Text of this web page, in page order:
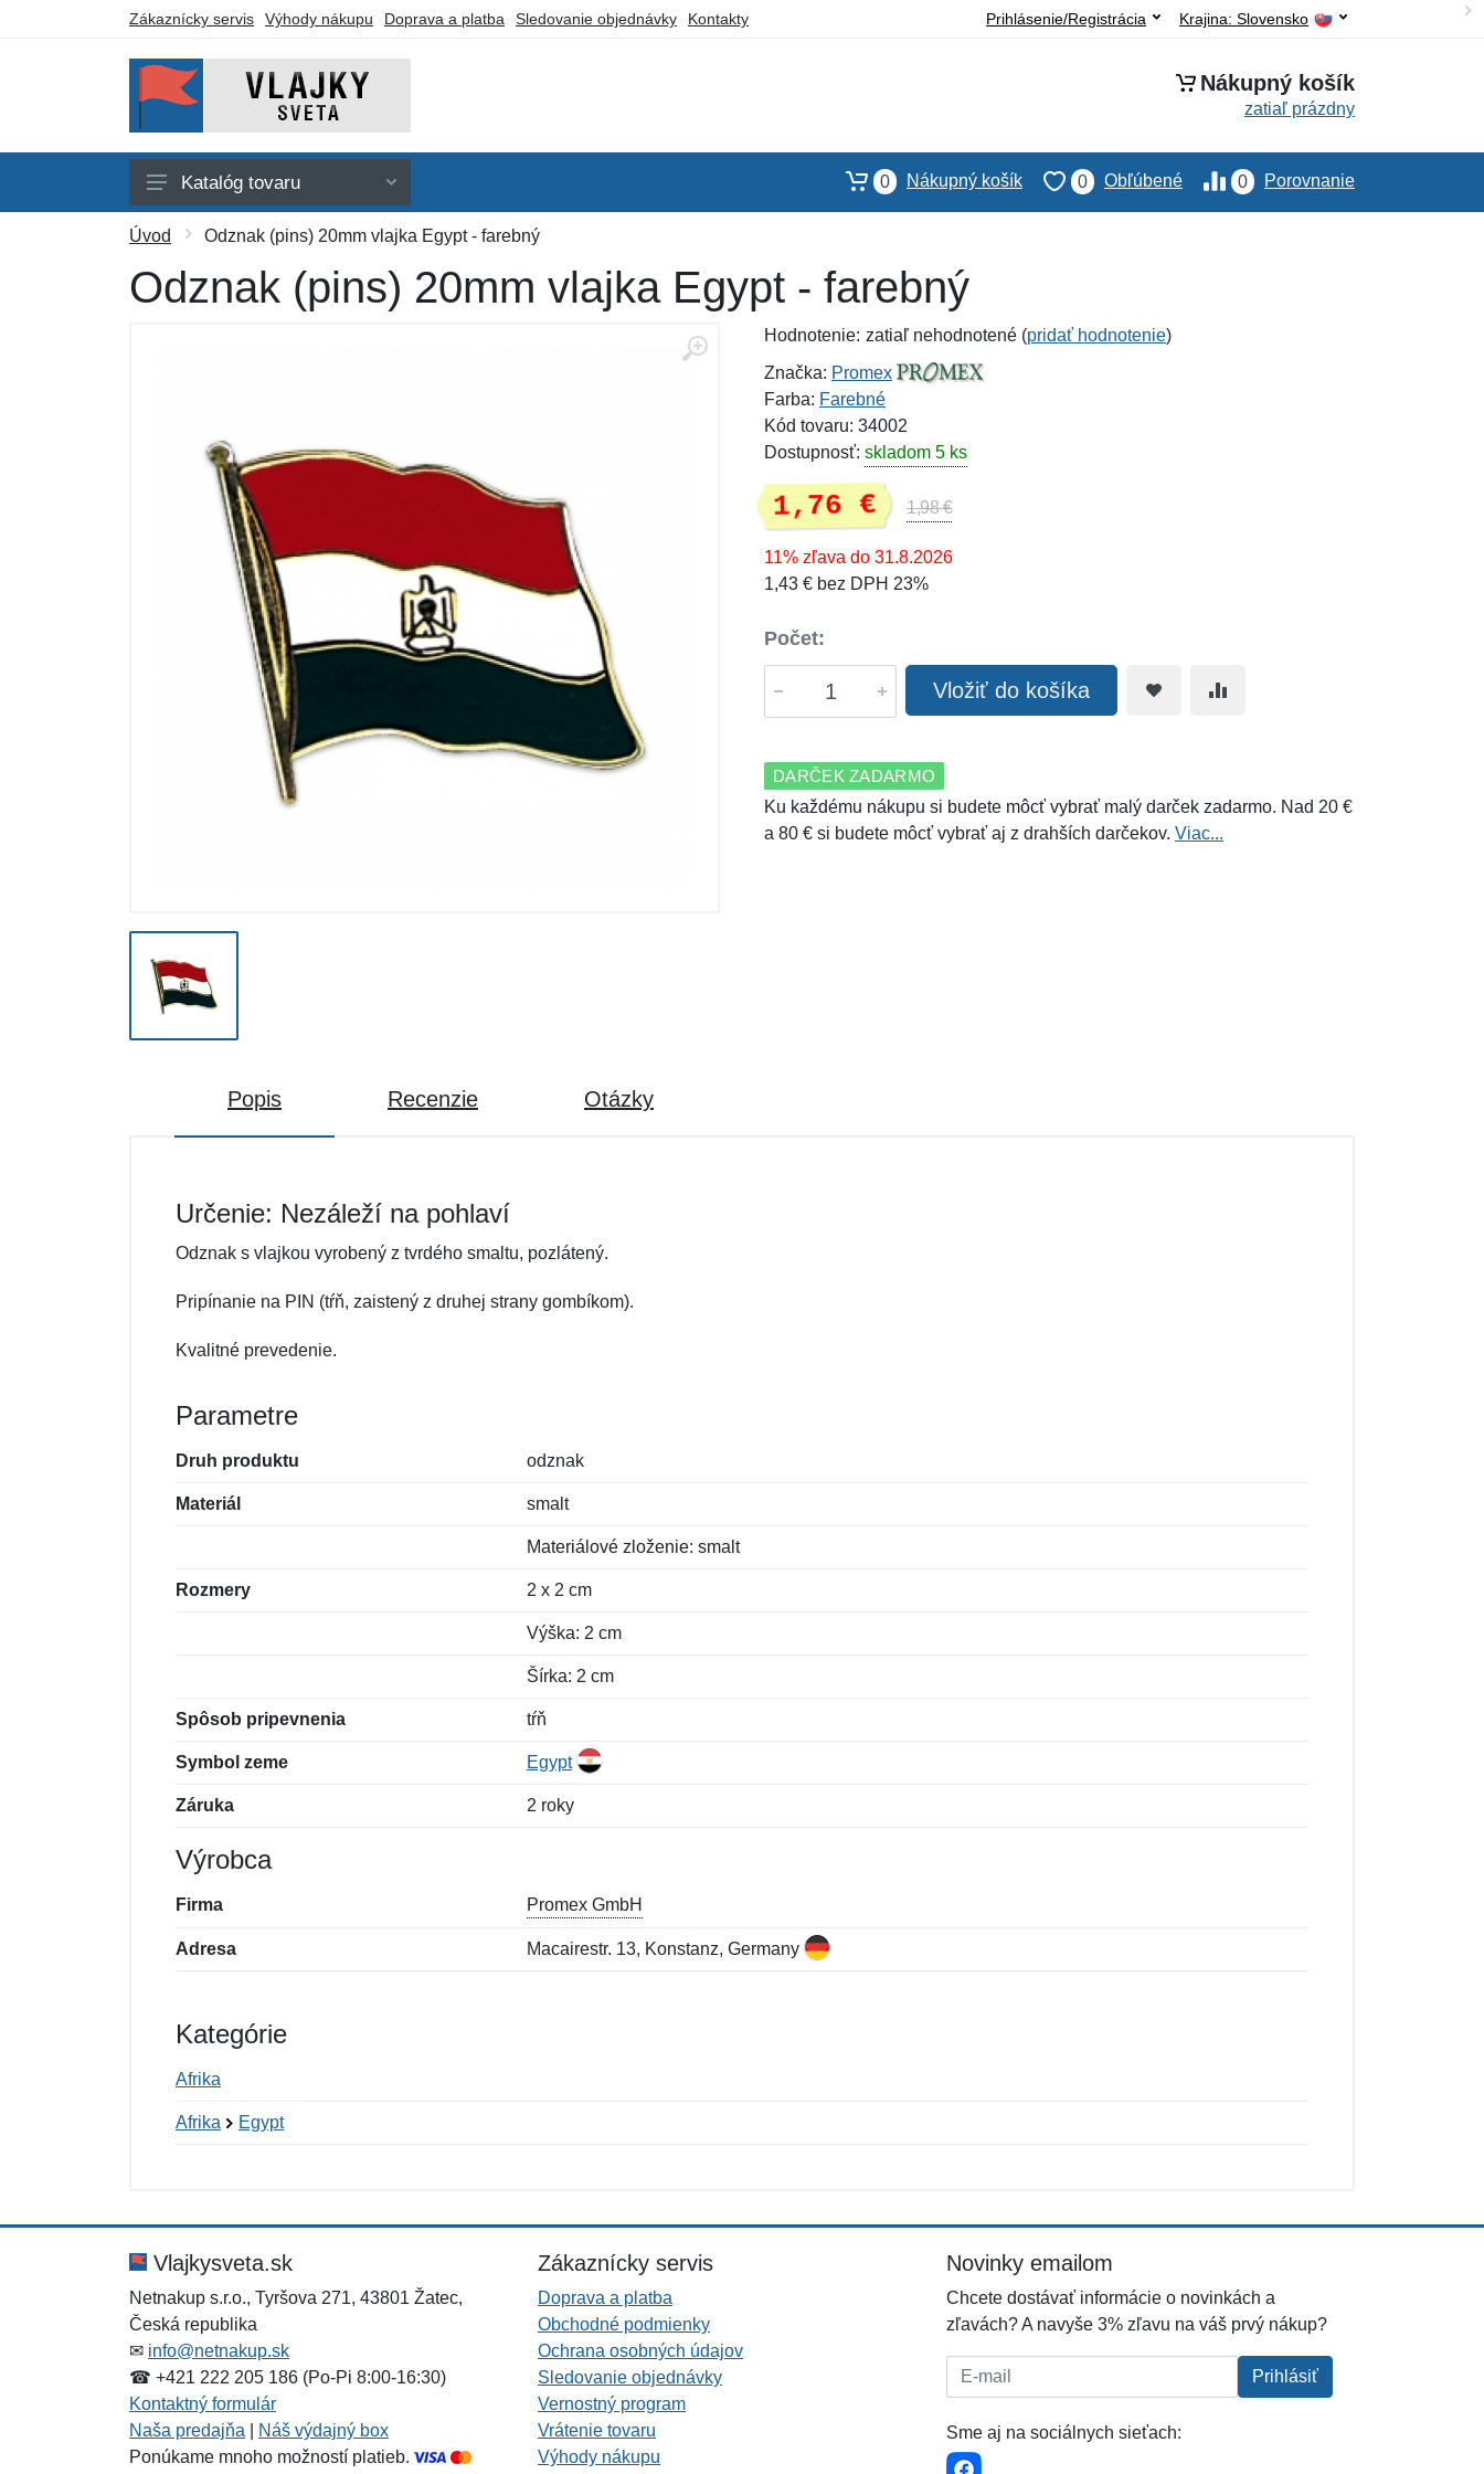
Zákaznícky servis Výhody nákupu Doprava a platba Sledovanie objednávky Kontakty Krajina: Slovensko
Prihlásenie/Registrácia
Nákupný košík
zatiaľ prázdny
Afrika
Amerika
Austrália a Oceánia
Darčekové poukazy
Výpredaj
Katalóg tovaru 0 Porovnanie
0 Obľúbené
0 Nákupný košík
Úvod Odznak (pins) 20mm vlajka Egypt - farebný
Odznak (pins) 20mm vlajka Egypt - farebný
Hodnotenie: zatiaľ nehodnotené (pridať hodnotenie)
Značka: Promex
Farba: Farebné
Kód tovaru: 34002
Dostupnosť: skladom 5 ks
1,76 € 1,98 €
11% zľava do 31.8.2026
1,43 € bez DPH 23%
Počet:
Vložiť do košíka
DARČEK ZADARMO
Ku každému nákupu si budete môcť vybrať malý darček zadarmo. Nad 20 €
a 80 € si budete môcť vybrať aj z drahších darčekov. Viac...
Popis Recenzie Otázky
Určenie: Nezáleží na pohlaví
Odznak s vlajkou vyrobený z tvrdého smaltu, pozlátený.
Pripínanie na PIN (tŕň, zaistený z druhej strany gombíkom).
Kvalitné prevedenie.
Parametre
Druh produktu odznak
Materiál smalt
Materiálové zloženie: smalt
Rozmery 2 x 2 cm
Výška: 2 cm
Šírka: 2 cm
Spôsob pripevnenia tŕň
Symbol zeme Egypt
Záruka 2 roky
Výrobca
Firma Promex GmbH
Adresa Macairestr. 13, Konstanz, Germany
Kategórie
Afrika
Afrika Egypt
Správa*
Správa*
Vlajkysveta.sk
Netnakup s.r.o., Tyršova 271, 43801 Žatec,
Česká republika
✉ info@netnakup.sk
☎ +421 222 205 186 (Po-Pi 8:00-16:30)
Kontaktný formulár
Naša predajňa
Náš výdajný box
Ponúkame mnoho možností platieb.
Zákaznícky servis
Doprava a platba
Obchodné podmienky
Ochrana osobných údajov
Sledovanie objednávky
Vernostný program
Vrátenie tovaru
Výhody nákupu
Novinky emailom
Chcete dostávať informácie o novinkách a
zľavách? A navyše 3% zľavu na váš prvý nákup?
E-mail: Prihlásiť
Sme aj na sociálnych sieťach: